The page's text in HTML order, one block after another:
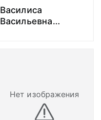
Василиса
Васильевна...
Нет изображения